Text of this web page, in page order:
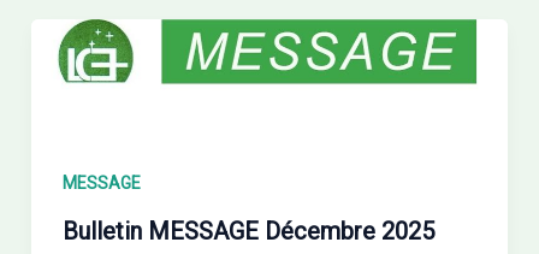
MESSAGE
Bulletin MESSAGE Décembre 2025